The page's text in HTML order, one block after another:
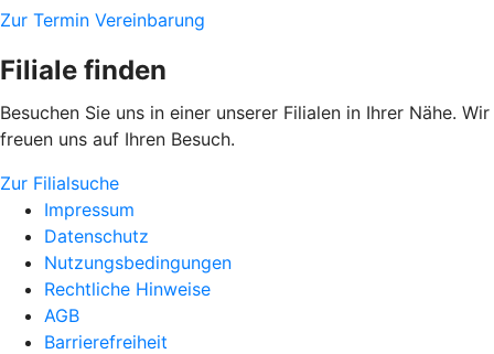
Zur Termin Vereinbarung
Filiale finden
Besuchen Sie uns in einer unserer Filialen in Ihrer Nähe. Wir
freuen uns auf Ihren Besuch.
Zur Filialsuche
Impressum
Datenschutz
Nutzungsbedingungen
Rechtliche Hinweise
AGB
Barrierefreiheit